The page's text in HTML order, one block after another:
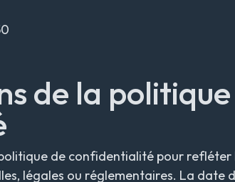
de la
de confidentialité pour refléter
légales ou réglementaires. La date